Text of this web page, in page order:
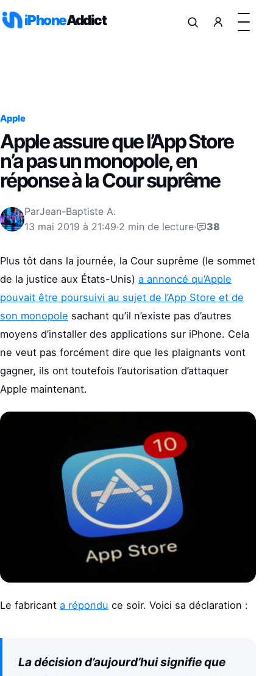
iPhoneAddict
Apple
Apple assure que l’App Store
n’a pas un monopole, en
réponse à la Cour suprême
ParJean-Baptiste A.
13 mai 2019 à 21:49·2 min de lecture· 38
Plus tôt dans la journée, la Cour suprême (le sommet
de la justice aux États-Unis) a annoncé qu’Apple
pouvait être poursuivi au sujet de l’App Store et de
son monopole sachant qu’il n’existe pas d’autres
moyens d’installer des applications sur iPhone. Cela
ne veut pas forcément dire que les plaignants vont
gagner, ils ont toutefois l’autorisation d’attaquer
Apple maintenant.
Le fabricant a répondu ce soir. Voici sa déclaration :
La décision d’aujourd’hui signifie que